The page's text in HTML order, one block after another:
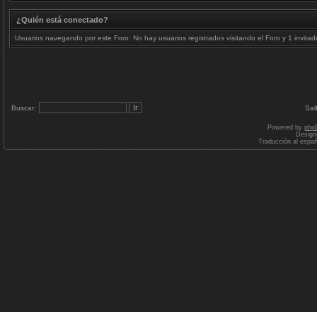
¿Quién está conectado?
Usuarios navegando por este Foro: No hay usuarios registrados visitando el Foro y 1
Buscar:
Powered by
Traducción al